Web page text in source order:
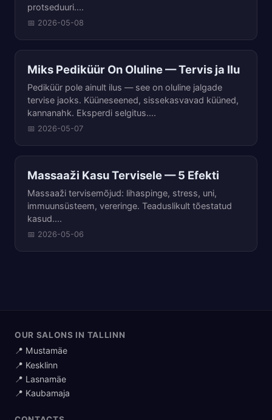
protseduuri....
📅 2026-05-08
Miks Pediküür On Oluline — Tervis ja Ilu
Pediküür pole ainult ilus — see on oluline jalgade
tervise jaoks. Küüneseened, sissekasvavad küüned,
kannanahk. Eksperdi selgitus....
📅 2026-05-07
Massaaži Kasu Tervisele — 5 Efekti
Massaaži tervisemõjud: lihaspinge, stress, uni,
immuunsüsteem, vereringe. Teaduslikult tõestatud
kasud....
📅 2026-05-06
OUR SALONS IN TALLINN
📍 Mustamäe
📍 Kesklinn
📍 Lasnamäe
📍 Kaubamaja